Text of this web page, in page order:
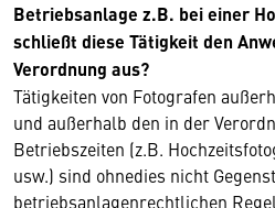
Betriebsanlage z.B. bei einer
schließt diese Tätigkeit den
Verordnung aus?
Tätigkeiten von Fotografen
und außerhalb den in der
Betriebszeiten (z.B.
usw.) sind ohnedies nicht
betriebsanlagenrechtlichen